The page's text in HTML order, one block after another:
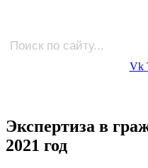
Vk
Экспертиза в
2021 год